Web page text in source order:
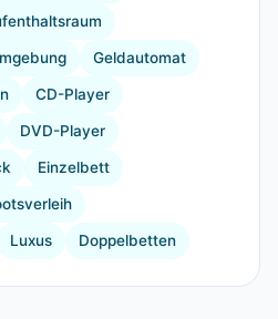
Geldautomat
CD-Player
DVD-Player
Einzelbett
Luxus Doppelbetten